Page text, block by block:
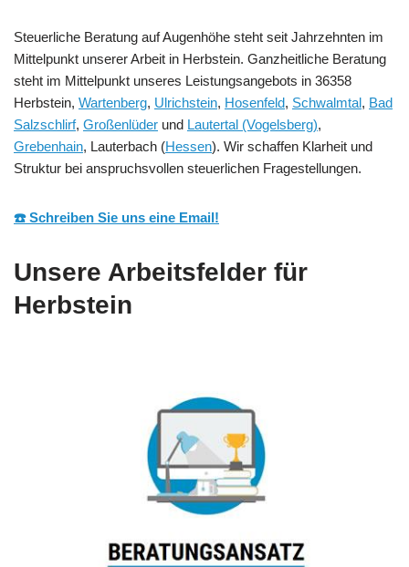
Steuerliche Beratung auf Augenhöhe steht seit Jahrzehnten im
Mittelpunkt unserer Arbeit in Herbstein. Ganzheitliche Beratung
steht im Mittelpunkt unseres Leistungsangebots in 36358
Herbstein, Wartenberg, Ulrichstein, Hosenfeld, Schwalmtal, Bad
Salzschlirf, Großenlüder und Lautertal (Vogelsberg),
Grebenhain, Lauterbach (Hessen). Wir schaffen Klarheit und
Struktur bei anspruchsvollen steuerlichen Fragestellungen.
☎️ Schreiben Sie uns eine Email!
Unsere Arbeitsfelder für
Herbstein